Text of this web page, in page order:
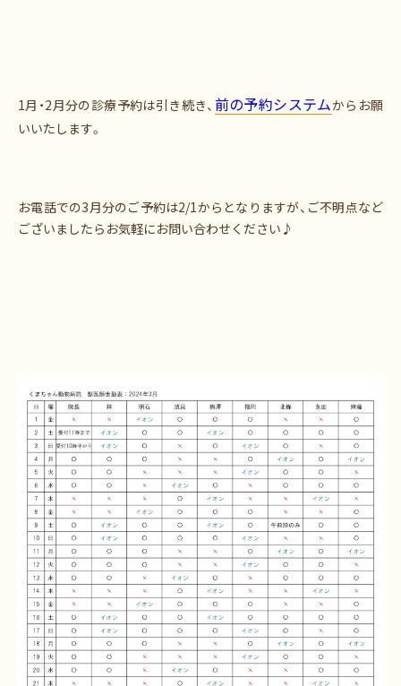
1月・2月分の診療予約は引き続き、 前の予約システムからお願
いいたします。
お電話での3月分のご予約は2/1からとなりますが、ご不明点など
ございましたらお気軽にお問い合わせください♪